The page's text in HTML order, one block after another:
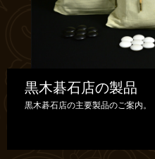
黒木碁石店の製品
黒木碁石店の主要製品のご案内。